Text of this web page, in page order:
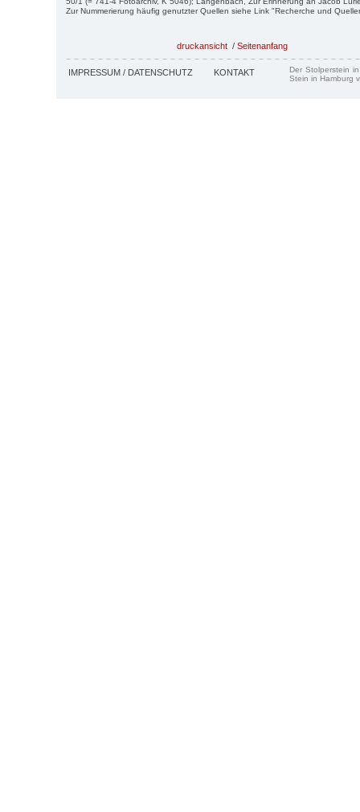
Zur Nummerierung häufig genutzter Quellen siehe Link "Recherche und
druckansicht / Seitenanfang
IMPRESSUM / DATENSCHUTZ KONTAKT
Der Stolperstein
Stein in Hamburg